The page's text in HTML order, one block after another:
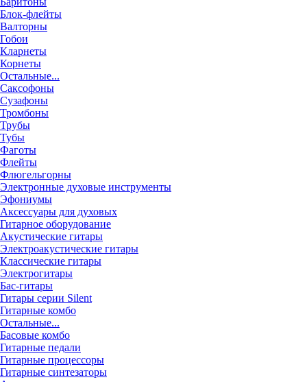
Блок-флейты
Валторны
Гобои
Кларнеты
Корнеты
Остальные...
Саксофоны
Сузафоны
Тромбоны
Трубы
Тубы
Фаготы
Флейты
Флюгельгорны
Электронные духовые инструменты
Эфониумы
Аксессуары для духовых
Гитарное оборудование
Акустические гитары
Электроакустические гитары
Классические гитары
Электрогитары
Бас-гитары
Гитары серии Silent
Гитарные комбо
Остальные...
Басовые комбо
Гитарные педали
Гитарные процессоры
Гитарные синтезаторы